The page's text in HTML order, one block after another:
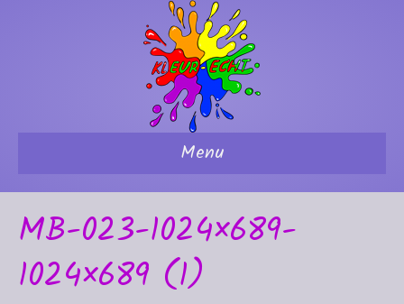
Menu
MB-023-1024×689-
1024×689 (1)